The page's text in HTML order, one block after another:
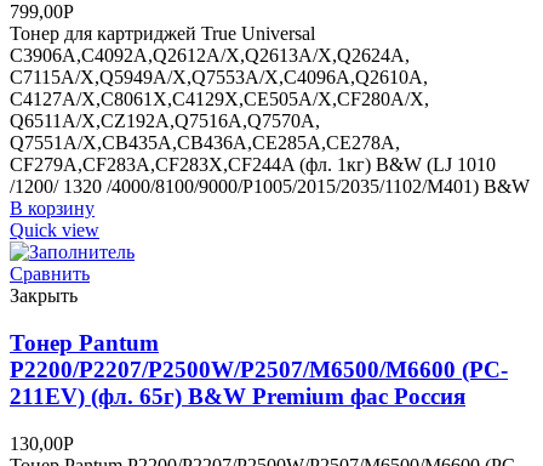
799,00Р
Тонер для картриджей True Universal
C3906A,C4092A,Q2612A/X,Q2613A/X,Q2624A,
C7115A/X,Q5949A/X,Q7553A/X,C4096A,Q2610A,
C4127A/X,C8061X,C4129X,CE505A/X,CF280A/X,
Q6511A/X,CZ192A,Q7516A,Q7570A,
Q7551A/X,CB435A,CB436A,CE285A,CE278A,
CF279A,CF283A,CF283X,CF244A (фл. 1кг) B&W (LJ 1010
/1200/ 1320 /4000/8100/9000/P1005/2015/2035/1102/M401) B&W
В корзину
Quick view
Сравнить
Закрыть
Тонер Pantum
P2200/P2207/P2500W/P2507/M6500/M6600 (PC-
211EV) (фл. 65г) B&W Premium фас Россия
130,00Р